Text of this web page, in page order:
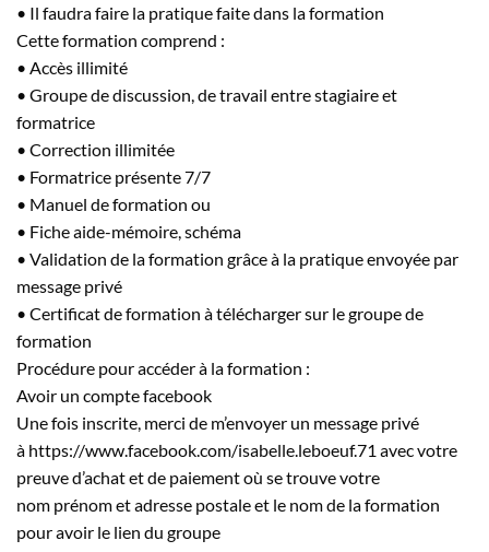
• Il faudra faire la pratique faite dans la formation
Cette formation comprend :
• Accès illimité
• Groupe de discussion, de travail entre stagiaire et
formatrice
• Correction illimitée
• Formatrice présente 7/7
• Manuel de formation ou
• Fiche aide-mémoire, schéma
• Validation de la formation grâce à la pratique envoyée par
message privé
• Certificat de formation à télécharger sur le groupe de
formation
Procédure pour accéder à la formation :
Avoir un compte facebook
Une fois inscrite, merci de m’envoyer un message privé
à https://www.facebook.com/isabelle.leboeuf.71 avec votre
preuve d’achat et de paiement où se trouve votre
nom prénom et adresse postale et le nom de la formation
pour avoir le lien du groupe